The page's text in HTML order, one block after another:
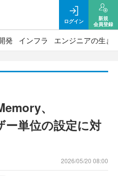
ログイン
新規
会員登録
発 インフラ エンジニアの生き
、
単位の設定に対
2026/05/20 08:00